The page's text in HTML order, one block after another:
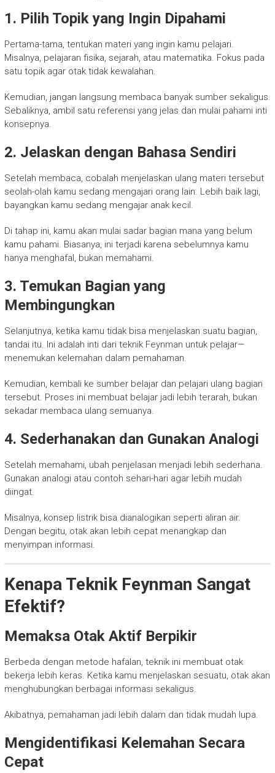
1. Pilih Topik yang Ingin Dipahami
Pertama-tama, tentukan materi yang ingin kamu pelajari.
Misalnya, pelajaran fisika, sejarah, atau matematika. Fokus pada
satu topik agar otak tidak kewalahan.
Kemudian, jangan langsung membaca banyak sumber sekaligus.
Sebaliknya, ambil satu referensi yang jelas dan mulai pahami inti
konsepnya.
2. Jelaskan dengan Bahasa Sendiri
Setelah membaca, cobalah menjelaskan ulang materi tersebut
seolah-olah kamu sedang mengajari orang lain. Lebih baik lagi,
bayangkan kamu sedang mengajar anak kecil.
Di tahap ini, kamu akan mulai sadar bagian mana yang belum
kamu pahami. Biasanya, ini terjadi karena sebelumnya kamu
hanya menghafal, bukan memahami.
3. Temukan Bagian yang
Membingungkan
Selanjutnya, ketika kamu tidak bisa menjelaskan suatu bagian,
tandai itu. Ini adalah inti dari teknik Feynman untuk pelajar—
menemukan kelemahan dalam pemahaman.
Kemudian, kembali ke sumber belajar dan pelajari ulang bagian
tersebut. Proses ini membuat belajar jadi lebih terarah, bukan
sekadar membaca ulang semuanya.
4. Sederhanakan dan Gunakan Analogi
Setelah memahami, ubah penjelasan menjadi lebih sederhana.
Gunakan analogi atau contoh sehari-hari agar lebih mudah
diingat.
Misalnya, konsep listrik bisa dianalogikan seperti aliran air.
Dengan begitu, otak akan lebih cepat menangkap dan
menyimpan informasi.
Kenapa Teknik Feynman Sangat
Efektif?
Memaksa Otak Aktif Berpikir
Berbeda dengan metode hafalan, teknik ini membuat otak
bekerja lebih keras. Ketika kamu menjelaskan sesuatu, otak akan
menghubungkan berbagai informasi sekaligus.
Akibatnya, pemahaman jadi lebih dalam dan tidak mudah lupa.
Mengidentifikasi Kelemahan Secara
Cepat